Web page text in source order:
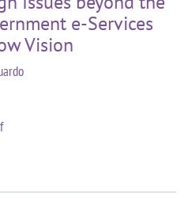
e-Services
Vision